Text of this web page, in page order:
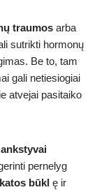
traumos arba
sutrikti hormonų
Be to, tam
gali netiesiogiai
atvejai pasitaiko
ankstyvai
pernelyg
būkl ę ir